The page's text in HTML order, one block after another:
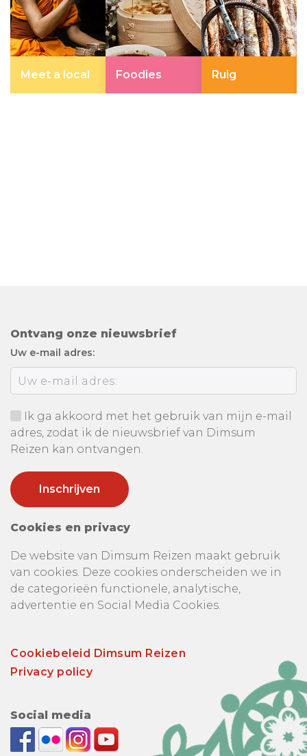
Meet a local Foodies Ruig
Ontvang onze nieuwsbrief
Uw e-mail adres:
Ik ga akkoord met het gebruik van mijn e-mail
adres, zodat ik de nieuwsbrief van Dimsum
Reizen kan ontvangen.
Cookies en privacy
De website van Dimsum Reizen maakt gebruik
van cookies. Deze cookies onderscheiden we in
de categorieën functionele, analytische,
advertentie en Social Media Cookies.
Cookiebeleid Dimsum Reizen
Privacy policy
Social media